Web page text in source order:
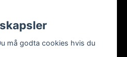
må godta cookies hvis du